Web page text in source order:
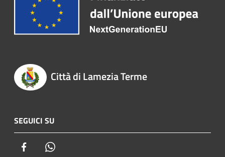
Città di Lamezia Terme
SEGUICI SU
Facebook